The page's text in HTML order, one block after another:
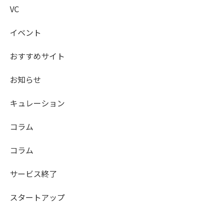
VC
イベント
おすすめサイト
お知らせ
キュレーション
コラム
コラム
サービス終了
スタートアップ